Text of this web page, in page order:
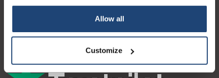
Allow all
Customize
Mein Konto